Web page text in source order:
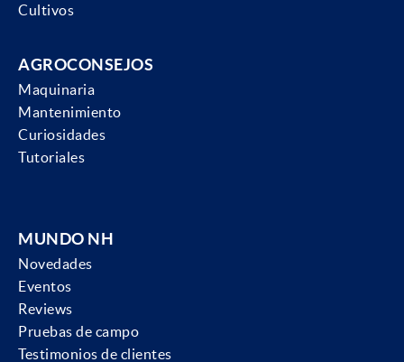
Cultivos
AGROCONSEJOS
Maquinaria
Mantenimiento
Curiosidades
Tutoriales
MUNDO NH
Novedades
Eventos
Reviews
Pruebas de campo
Testimonios de clientes